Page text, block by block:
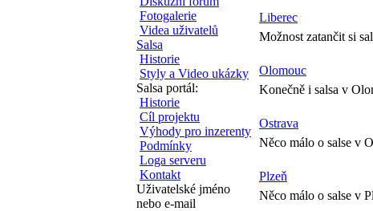
Fotogalerie
Videa uživatelů
Salsa
Historie
Styly a Video ukázky
Salsa portál:
Historie
Cíl projektu
Výhody pro inzerenty
Podmínky
Loga serveru
Kontakt
Uživatelské jméno
nebo e-mail
Liberec
Možnost zatančit si
Olomouc
Konečně i salsa v
Ostrava
Něco málo o salse v
Plzeň
Něco málo o salse v